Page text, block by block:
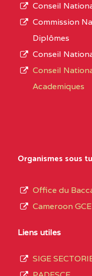
CENTRE
CENTRE
CENTRE
CENTRE
L’offre
d’éducation
de
du
de
Conseil
Commission
Diplômes
Conseil
Conseil
Academiques
Organismes sous
Office du
Cameroon
Liens utiles
SIGE